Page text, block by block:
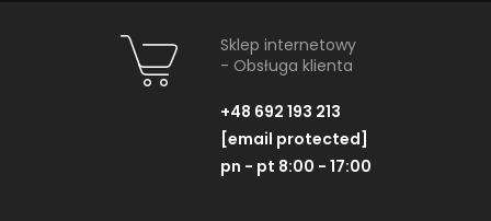
Sklep internetowy
- Obsługa klienta
+48 692 193 213
[email protected]
pn - pt 8:00 - 17:00